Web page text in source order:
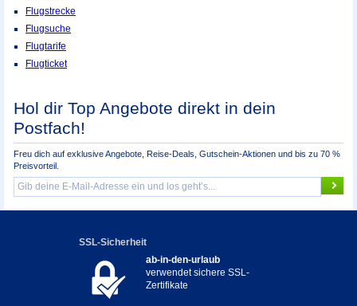
Flugstrecke
Flugsuche
Flugtarife
Flugticket
Hol dir Top Angebote direkt in dein
Postfach!
Freu dich auf exklusive Angebote, Reise-Deals, Gutschein-Aktionen und bis zu 70 %
Preisvorteil.
SSL-Sicherheit
ab-in-den-urlaub
verwendet sichere SSL-
Zertifikate